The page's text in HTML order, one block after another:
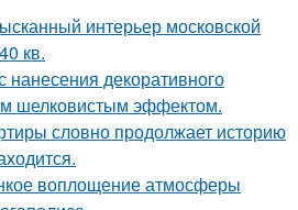
интерьер московской
кв.
нанесения декоративного
шелковистым эффектом.
словно продолжает историю
воплощение атмосферы